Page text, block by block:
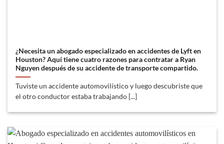
¿Necesita un abogado especializado en accidentes de Lyft en
Houston? Aquí tiene cuatro razones para contratar a Ryan
Nguyen después de su accidente de transporte compartido.
Tuviste un accidente automovilístico y luego descubriste que
el otro conductor estaba trabajando [...]